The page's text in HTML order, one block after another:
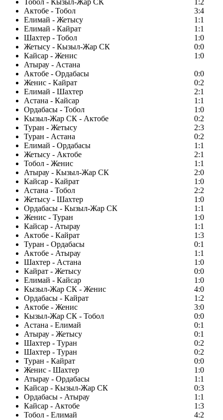
Тобол - Кызыл-Жар СК
1:2
Актобе - Тобол
3:4
Елимай - Жетысу
1:1
Елимай - Кайрат
1:1
Шахтер - Тобол
1:0
Жетысу - Кызыл-Жар СК
0:0
Кайсар - Женис
1:0
Атырау - Астана
Актобе - Ордабасы
0:0
Женис - Кайрат
0:2
Елимай - Шахтер
2:1
Астана - Кайсар
1:1
Ордабасы - Тобол
1:0
Кызыл-Жар СК - Актобе
0:2
Туран - Жетысу
2:3
Туран - Астана
0:2
Елимай - Ордабасы
1:1
Жетысу - Актобе
2:1
Тобол - Женис
1:1
Атырау - Кызыл-Жар СК
2:0
Кайсар - Кайрат
1:0
Астана - Тобол
2:2
Жетысу - Шахтер
1:0
Ордабасы - Кызыл-Жар СК
1:1
Женис - Туран
1:0
Кайсар - Атырау
1:1
Актобе - Кайрат
1:3
Туран - Ордабасы
0:1
Актобе - Атырау
1:1
Шахтер - Астана
1:0
Кайрат - Жетысу
0:0
Елимай - Кайсар
1:0
Кызыл-Жар СК - Женис
4:0
Ордабасы - Кайрат
1:2
Актобе - Женис
3:0
Кызыл-Жар СК - Тобол
0:0
Астана - Елимай
0:1
Атырау - Жетысу
0:1
Шахтер - Туран
0:2
Шахтер - Туран
0:2
Туран - Кайрат
0:0
Женис - Шахтер
1:0
Атырау - Ордабасы
1:1
Кайсар - Кызыл-Жар СК
0:3
Ордабасы - Атырау
1:1
Кайсар - Актобе
1:3
Тобол - Елимай
4:2